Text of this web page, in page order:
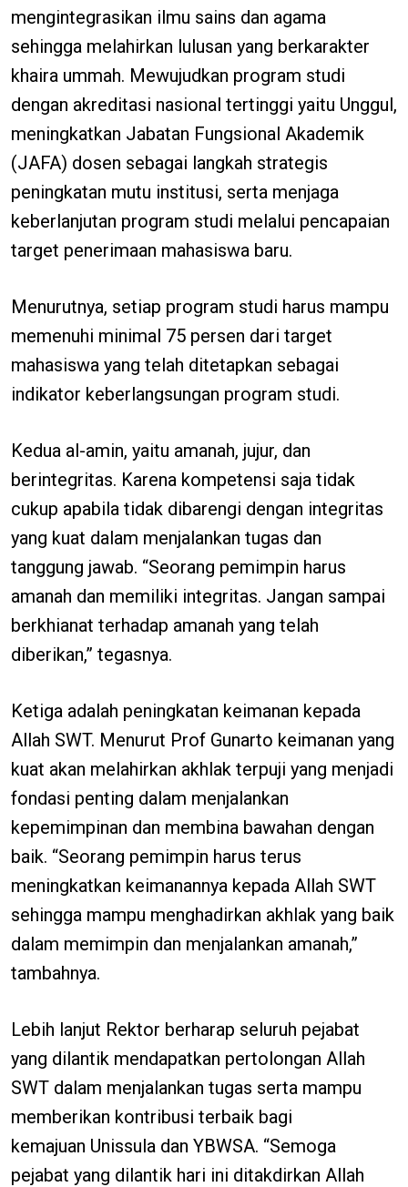
mengintegrasikan ilmu sains dan agama
sehingga melahirkan lulusan yang berkarakter
khaira ummah. Mewujudkan program studi
dengan akreditasi nasional tertinggi yaitu Unggul,
meningkatkan Jabatan Fungsional Akademik
(JAFA) dosen sebagai langkah strategis
peningkatan mutu institusi, serta menjaga
keberlanjutan program studi melalui pencapaian
target penerimaan mahasiswa baru.
Menurutnya, setiap program studi harus mampu
memenuhi minimal 75 persen dari target
mahasiswa yang telah ditetapkan sebagai
indikator keberlangsungan program studi.
Kedua al-amin, yaitu amanah, jujur, dan
berintegritas. Karena kompetensi saja tidak
cukup apabila tidak dibarengi dengan integritas
yang kuat dalam menjalankan tugas dan
tanggung jawab. “Seorang pemimpin harus
amanah dan memiliki integritas. Jangan sampai
berkhianat terhadap amanah yang telah
diberikan,” tegasnya.
Ketiga adalah peningkatan keimanan kepada
Allah SWT. Menurut Prof Gunarto keimanan yang
kuat akan melahirkan akhlak terpuji yang menjadi
fondasi penting dalam menjalankan
kepemimpinan dan membina bawahan dengan
baik. “Seorang pemimpin harus terus
meningkatkan keimanannya kepada Allah SWT
sehingga mampu menghadirkan akhlak yang baik
dalam memimpin dan menjalankan amanah,”
tambahnya.
Lebih lanjut Rektor berharap seluruh pejabat
yang dilantik mendapatkan pertolongan Allah
SWT dalam menjalankan tugas serta mampu
memberikan kontribusi terbaik bagi
kemajuan Unissula dan YBWSA. “Semoga
pejabat yang dilantik hari ini ditakdirkan Allah